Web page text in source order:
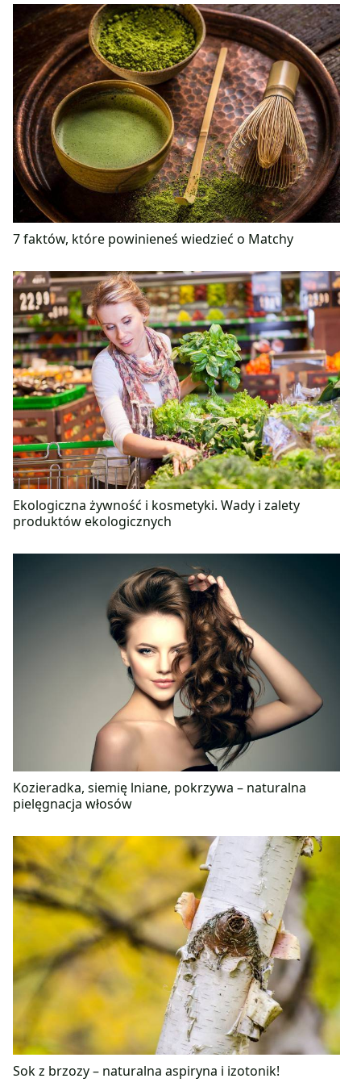
7 faktów, które powinieneś wiedzieć o Matchy
Ekologiczna żywność i kosmetyki. Wady i zalety
produktów ekologicznych
Kozieradka, siemię lniane, pokrzywa – naturalna
pielęgnacja włosów
Sok z brzozy – naturalna aspiryna i izotonik!